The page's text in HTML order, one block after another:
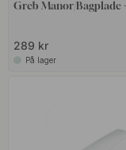
lægger stor vægt på
lever op til dine
Greb Manor/Bagplade
289 kr
På lager